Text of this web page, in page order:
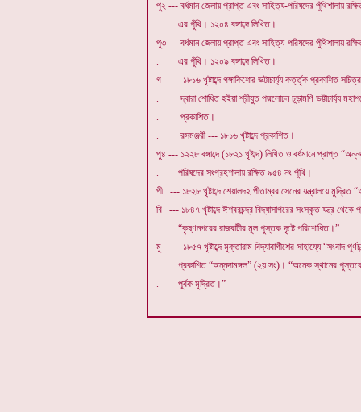
পু২ --- বর্ধমান জেলায় প্রাপ্ত এবং সাহিত্য-পরিষদের পুঁথিশালায়
. এর পুঁথি। ১২০৪ বঙ্গাব্দে লিখিত।
পু৩ --- বর্ধমান জেলায় প্রাপ্ত এবং সাহিত্য-পরিষদের পুঁথিশালায়
. এর পুঁথি। ১২০৯ বঙ্গাব্দে লিখিত।
গ --- ১৮১৬ খৃষ্টাব্দে গঙ্গাকিশোর ভট্টাচার্য্য কর্ত্তৃক প্রকাশিত
. দ্বারা শোধিত হইয়া শ্রীযুত পদ্মলোচন চূড়ামণি ভট্টাচার্য্য
. প্রকাশিত।
. রসমঞ্জরী --- ১৮১৬ খৃষ্টাব্দে প্রকাশিত।
পু৪ --- ১২২৮ বঙ্গাব্দে (১৮২১ খৃষ্টাব্দ) লিখিত ও বর্ধমানে প্রাপ্ত
. পরিষদের সংগ্রহশালায় রক্ষিত ৯৫৪ নং পুঁথি।
পী --- ১৮২৮ খৃষ্টাব্দে শেয়ালদহ পীতাম্বর সেনের যন্ত্রালয়ে মুদ্রিত
বি --- ১৮৪৭ খৃষ্টাব্দে ঈশ্বরচন্দ্র বিদ্যাসাগরের সংস্কৃত যন্ত্র থেকে
. “কৃষ্ণনগরের রাজবাটীর মূল পুস্তক দৃষ্টে পরিশোধিত।”
মু --- ১৮৫৭ খৃষ্টাব্দে মুক্তারাম বিদ্যাবাগীশের সাহায্যে “সংবাদ
. প্রকাশিত “অন্নদামঙ্গল” (২য় সং)। “অনেক স্থানের
. পূর্বক মুদ্রিত।”